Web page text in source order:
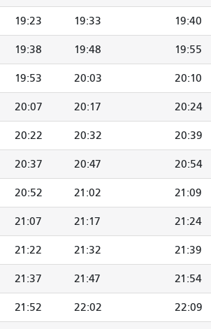
19:23 19:33 19:40
19:38 19:48 19:55
19:53 20:03 20:10
20:07 20:17 20:24
20:22 20:32 20:39
20:37 20:47 20:54
20:52 21:02 21:09
21:07 21:17 21:24
21:22 21:32 21:39
21:37 21:47 21:54
21:52 22:02 22:09